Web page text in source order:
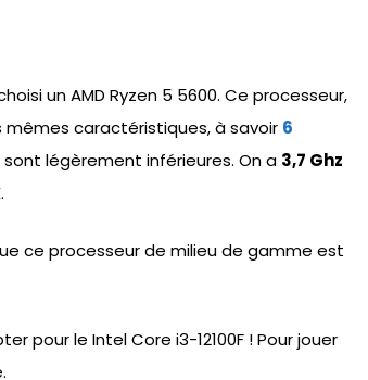
un AMD Ryzen 5 5600. Ce processeur,
mêmes caractéristiques, à savoir 6
sont légèrement inférieures. On a 3,7 Ghz
ce processeur de milieu de gamme est
pour le Intel Core i3-12100F ! Pour jouer